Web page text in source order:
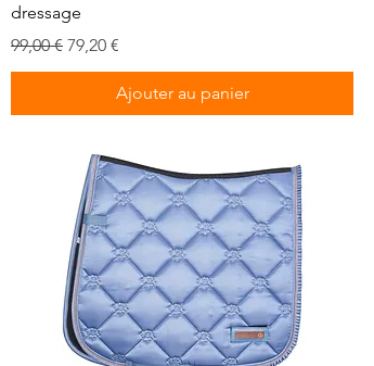
dressage
Prix original
99,00 € Prix promotionnel
79,20 €
Ajouter au panier